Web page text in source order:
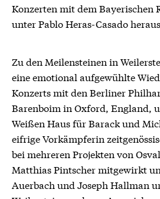
Konzerten mit dem Bayerischen
unter Pablo Heras-Casado
Zu den Meilensteinen in
eine emotional aufgewühlte
Konzerts mit den Berliner
Barenboim in Oxford, England,
Weißen Haus für Barack und
eifrige Vorkämpferin
bei mehreren Projekten von
Matthias Pintscher mitgewirkt
Auerbach und Joseph Hallman